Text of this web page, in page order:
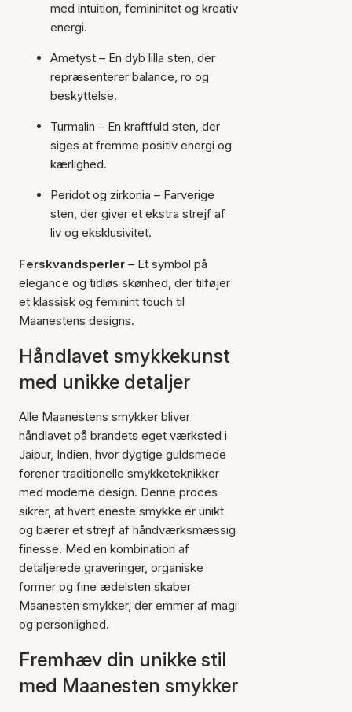
med intuition, femininitet og kreativ
energi.
Ametyst – En dyb lilla sten, der
repræsenterer balance, ro og
beskyttelse.
Turmalin – En kraftfuld sten, der
siges at fremme positiv energi og
kærlighed.
Peridot og zirkonia – Farverige
sten, der giver et ekstra strejf af
liv og eksklusivitet.
Ferskvandsperler – Et symbol på
elegance og tidløs skønhed, der tilføjer
et klassisk og feminint touch til
Maanestens designs.
Håndlavet smykkekunst
med unikke detaljer
Alle Maanestens smykker bliver
håndlavet på brandets eget værksted i
Jaipur, Indien, hvor dygtige guldsmede
forener traditionelle smykketeknikker
med moderne design. Denne proces
sikrer, at hvert eneste smykke er unikt
og bærer et strejf af håndværksmæssig
finesse. Med en kombination af
detaljerede graveringer, organiske
former og fine ædelsten skaber
Maanesten smykker, der emmer af magi
og personlighed.
Fremhæv din unikke stil
med Maanesten smykker